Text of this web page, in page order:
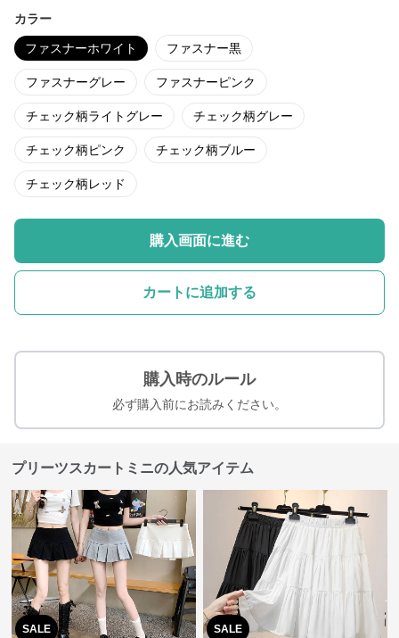
カラー
ファスナーホワイト ファスナー黒
ファスナーグレー ファスナーピンク
チェック柄ライトグレー チェック柄グレー
チェック柄ピンク チェック柄ブルー
チェック柄レッド
購入画面に進む
カートに追加する
購入時のルール
必ず購入前にお読みください。
プリーツスカートミニの人気アイテム
SALE SALE